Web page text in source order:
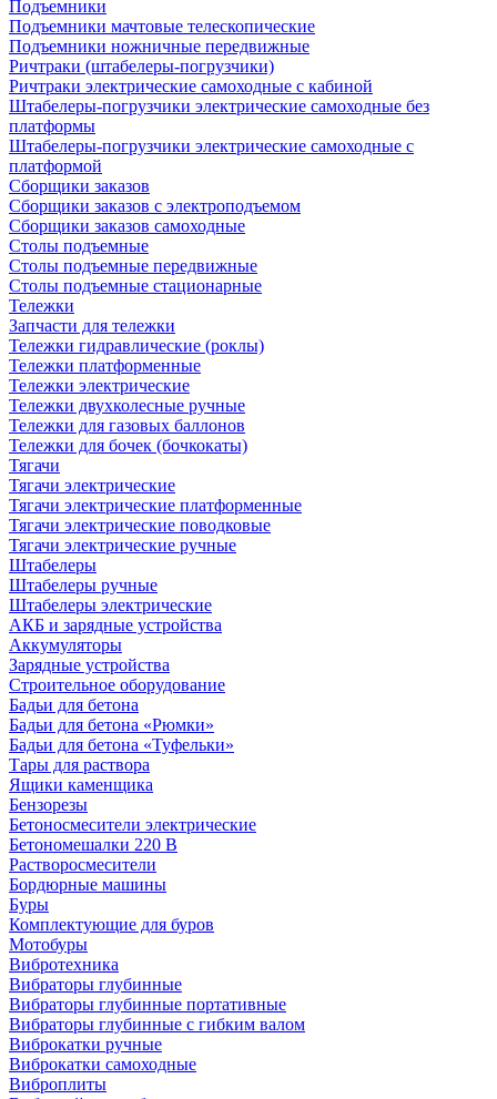
Подъемники
Подъемники мачтовые телескопические
Подъемники ножничные передвижные
Ричтраки (штабелеры-погрузчики)
Ричтраки электрические самоходные с кабиной
Штабелеры-погрузчики электрические самоходные без
платформы
Штабелеры-погрузчики электрические самоходные с
платформой
Сборщики заказов
Сборщики заказов с электроподъемом
Сборщики заказов самоходные
Столы подъемные
Столы подъемные передвижные
Столы подъемные стационарные
Тележки
Запчасти для тележки
Тележки гидравлические (роклы)
Тележки платформенные
Тележки электрические
Тележки двухколесные ручные
Тележки для газовых баллонов
Тележки для бочек (бочкокаты)
Тягачи
Тягачи электрические
Тягачи электрические платформенные
Тягачи электрические поводковые
Тягачи электрические ручные
Штабелеры
Штабелеры ручные
Штабелеры электрические
АКБ и зарядные устройства
Аккумуляторы
Зарядные устройства
Строительное оборудование
Бадьи для бетона
Бадьи для бетона «Рюмки»
Бадьи для бетона «Туфельки»
Тары для раствора
Ящики каменщика
Бензорезы
Бетоносмесители электрические
Бетономешалки 220 В
Растворосмесители
Бордюрные машины
Буры
Комплектующие для буров
Мотобуры
Вибротехника
Вибраторы глубинные
Вибраторы глубинные портативные
Вибраторы глубинные с гибким валом
Виброкатки ручные
Виброкатки самоходные
Виброплиты